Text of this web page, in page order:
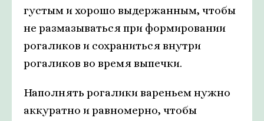
густым и хорошо выдержанным, чтобы
не размазываться при формировании
рогаликов и сохраниться внутри
рогаликов во время выпечки.
Наполнять рогалики вареньем нужно
аккуратно и равномерно, чтобы